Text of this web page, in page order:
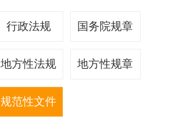
行政法规 国务院规章
地方性法规 地方性规章
规范性文件